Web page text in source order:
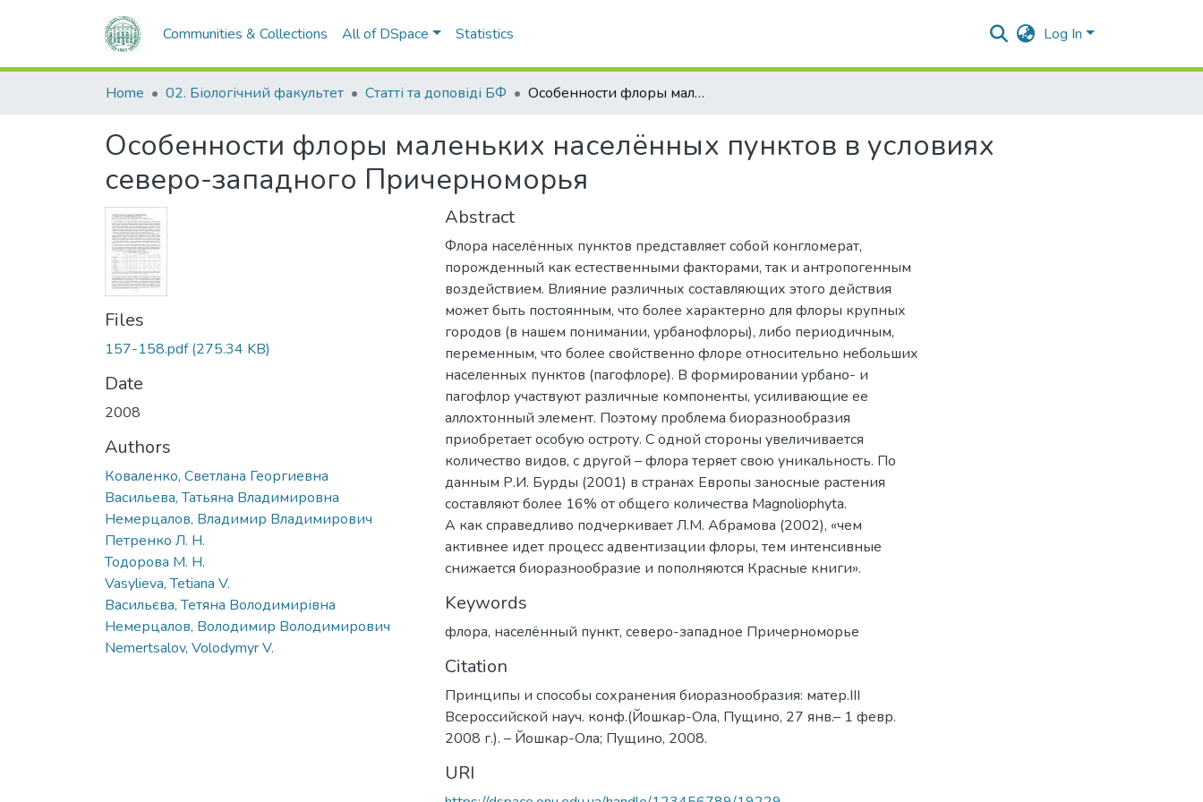
Communities & Collections All of DSpace Statistics Log In
Home 02. Біологічний факультет Статті та доповіді БФ Особенности флоры маленьких населённых пунктов в условиях северо-западного Причерноморья
Особенности флоры маленьких населённых пунктов в условиях
северо-западного Причерноморья
Files
157-158.pdf(275.34 KB)
Date
2008
Authors
Коваленко, Светлана Георгиевна
Васильева, Татьяна Владимировна
Немерцалов, Владимир Владимирович
Петренко Л. Н.
Тодорова М. Н.
Vasylieva, Tetiana V.
Васильєва, Тетяна Володимирівна
Немерцалов, Володимир Володимирович
Nemertsalov, Volodymyr V.
Abstract
Флора населённых пунктов представляет собой конгломерат,
порожденный как естественными факторами, так и антропогенным
воздействием. Влияние различных составляющих этого действия
может быть постоянным, что более характерно для флоры крупных
городов (в нашем понимании, урбанофлоры), либо периодичным,
переменным, что более свойственно флоре относительно небольших
населенных пунктов (пагофлоре). В формировании урбано- и
пагофлор участвуют различные компоненты, усиливающие ее
аллохтонный элемент. Поэтому проблема биоразнообразия
приобретает особую остроту. С одной стороны увеличивается
количество видов, с другой – флора теряет свою уникальность. По
данным Р.И. Бурды (2001) в странах Европы заносные растения
составляют более 16% от общего количества Magnoliophyta.
А как справедливо подчеркивает Л.М. Абрамова (2002), «чем
активнее идет процесс адвентизации флоры, тем интенсивные
снижается биоразнообразие и пополняются Красные книги».
Keywords
флора, населённый пункт, северо-западное Причерноморье
Citation
Принципы и способы сохранения биоразнообразия: матер.III
Всероссийской науч. конф.(Йошкар-Ола, Пущино, 27 янв.– 1 февр.
2008 г.). – Йошкар-Ола; Пущино, 2008.
URI